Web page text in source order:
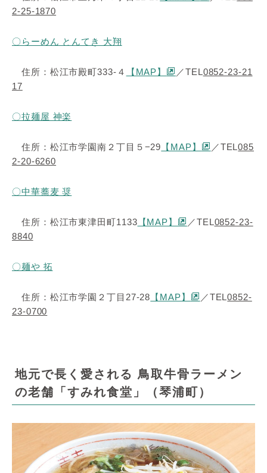
2-25-1870
〇らーめん とんてき 大翔
住所：松江市殿町333-４ 【MAP】 ／TEL0852-23-21
17
〇拉麺屋 神楽
住所：松江市学園南２丁目５−29 【MAP】 ／TEL085
2-20-6260
〇中華蕎麦 奨
住所：松江市東津田町1133 【MAP】 ／TEL0852-23-
8840
〇麺や 拓
住所：松江市学園２丁目27-28 【MAP】 ／TEL0852-
23-0700
地元で長く愛される 鳥取牛骨ラーメン
の老舗「すみれ食堂」（琴浦町）